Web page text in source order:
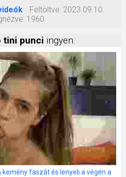
Feltöltve: 2023.09.10.
1960
tini punci ingyen:
kemény faszát és lenyeli a végén a